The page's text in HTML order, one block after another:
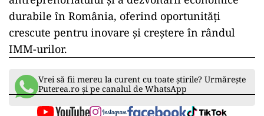
Efortul depus pentruaceastă inițiativăreflectă
colaborarea între colegii din guvern,
evidențiind parteneriatul cu Ștefan Radu Oprea,
un efort care se preconizează că va aduce